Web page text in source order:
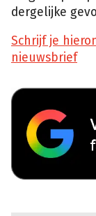
dergelijke
Schrijf je
nieuwsbrief